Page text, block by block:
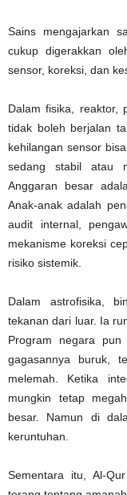
Sains mengajarkan
cukup digerakkan
sensor, koreksi, dan
Dalam fisika, reaktor,
tidak boleh berjalan
kehilangan sensor
sedang stabil atau
Anggaran besar
Anak-anak adalah
audit internal,
mekanisme koreksi
risiko sistemik.
Dalam astrofisika,
tekanan dari luar. Ia
Program negara
gagasannya buruk,
melemah. Ketika
mungkin tetap
besar. Namun di
keruntuhan.
Sementara itu, Al-